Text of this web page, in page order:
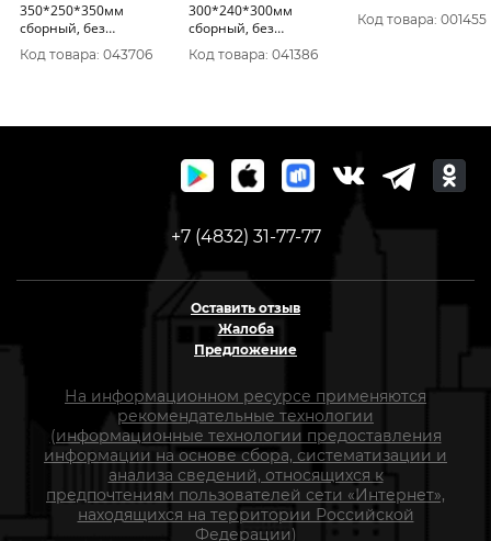
350*250*350мм
сборный, без
шампуров, в
термопленке 61231
Код товара: 043706
300*240*300мм
сборный, без
шампуров в коробке
61530
Код товара: 041386
Код товара: 001455
+7 (4832) 31-77-77
Оставить отзыв
Жалоба
Предложение
На информационном ресурсе применяются
рекомендательные технологии
(информационные технологии предоставления
информации на основе сбора, систематизации и
анализа сведений, относящихся к
предпочтениям пользователей сети «Интернет»,
находящихся на территории Российской
Федерации)